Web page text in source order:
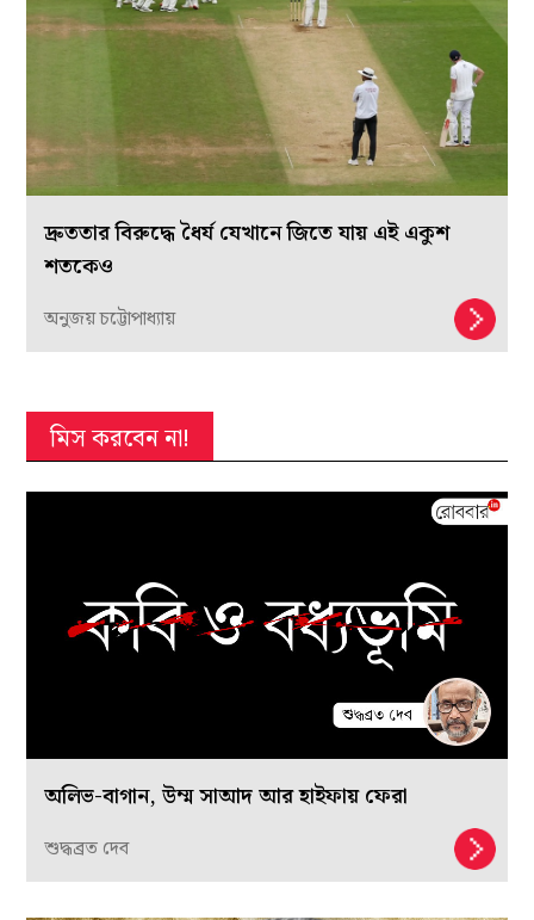
দ্রুততার বিরুদ্ধে ধৈর্য যেখানে জিতে যায় এই একুশ
শতকেও
অনুজয় চট্টোপাধ্যায়
মিস করবেন না!
অলিভ-বাগান, উম্ম সাআদ আর হাইফায় ফেরা
শুদ্ধব্রত দেব